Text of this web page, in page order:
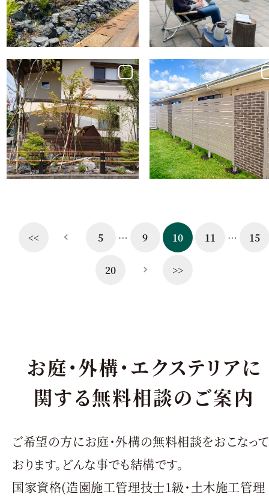
ン。
なお庭
Garden Works
地面に近いウッド
デッキ。家族でおう
ちキャンプ 新潟
市S様邸
Garden Works
新潟市秋葉区 南
欧風デザインのお
しゃれ物置とレン
ガ壁が素敵な目隠
し。
<< 5 9 10 11 15
20 >>
お庭・外構・エクステリアに
関する無料相談のご案内
ご希望の方にお庭・外構の無料相談をおこなって
おります。どんな事でも結構です。
国家資格(造園施工管理技士1級・土木施工管理